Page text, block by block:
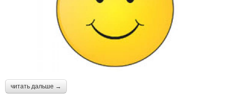
читать дальше →